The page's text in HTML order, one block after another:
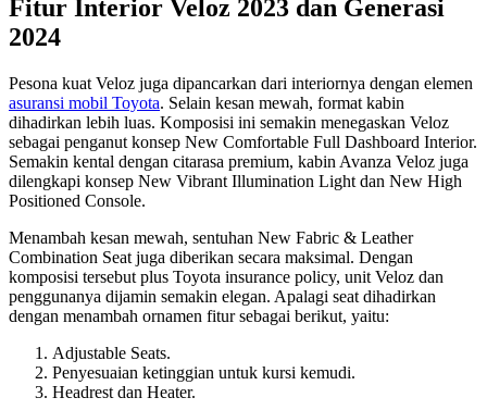
Fitur Interior Veloz 2023 dan Generasi
2024
Pesona kuat Veloz juga dipancarkan dari interiornya dengan elemen
asuransi mobil Toyota. Selain kesan mewah, format kabin
dihadirkan lebih luas. Komposisi ini semakin menegaskan Veloz
sebagai penganut konsep New Comfortable Full Dashboard Interior.
Semakin kental dengan citarasa premium, kabin Avanza Veloz juga
dilengkapi konsep New Vibrant Illumination Light dan New High
Positioned Console.
Menambah kesan mewah, sentuhan New Fabric & Leather
Combination Seat juga diberikan secara maksimal. Dengan
komposisi tersebut plus Toyota insurance policy, unit Veloz dan
penggunanya dijamin semakin elegan. Apalagi seat dihadirkan
dengan menambah ornamen fitur sebagai berikut, yaitu:
Adjustable Seats.
Penyesuaian ketinggian untuk kursi kemudi.
Headrest dan Heater.